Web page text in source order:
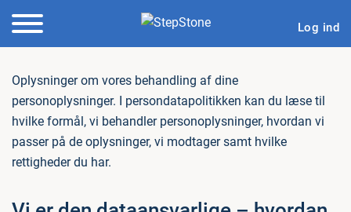
Log ind
Oplysninger om vores behandling af dine
personoplysninger. I persondatapolitikken kan du læse til
hvilke formål, vi behandler personoplysninger, hvordan vi
passer på de oplysninger, vi modtager samt hvilke
rettigheder du har.